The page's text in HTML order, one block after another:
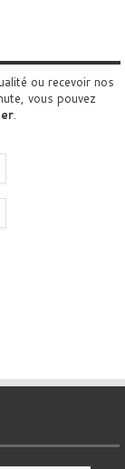
ou recevoir nos
vous pouvez
.